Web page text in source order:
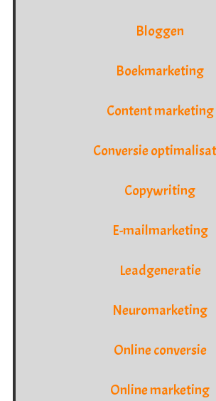
Bloggen
Boekmarketing
Content marketing
Conversie
Copywriting
E-mailmarketing
Leadgeneratie
Neuromarketing
Online conversie
Online marketing